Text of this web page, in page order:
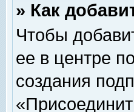
» Как
Чтобы
ее в центре
создания